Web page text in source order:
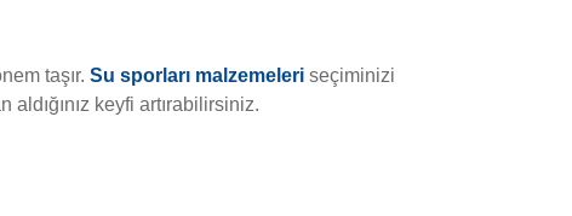
taşır. Su sporları malzemeleri seçiminizi
keyfi artırabilirsiniz.